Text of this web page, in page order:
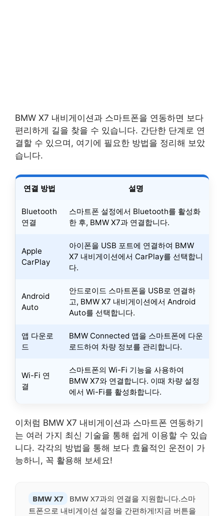
BMW X7 내비게이션과 스마트폰을 연동하면 보다
편리하게 길을 찾을 수 있습니다. 간단한 단계로 연
결할 수 있으며, 여기에 필요한 방법을 정리해 보았
습니다.
연결 방법 설명
Bluetooth
연결
스마트폰 설정에서 Bluetooth를 활성화
한 후, BMW X7과 연결합니다.
Apple
CarPlay
아이폰을 USB 포트에 연결하여 BMW
X7 내비게이션에서 CarPlay를 선택합니
다.
Android
Auto
안드로이드 스마트폰을 USB로 연결하
고, BMW X7 내비게이션에서 Android
Auto를 선택합니다.
앱 다운로
드
BMW Connected 앱을 스마트폰에 다운
로드하여 차량 정보를 관리합니다.
Wi-Fi 연
결
스마트폰의 Wi-Fi 기능을 사용하여
BMW X7와 연결합니다. 이때 차량 설정
에서 Wi-Fi를 활성화합니다.
이처럼 BMW X7 내비게이션과 스마트폰 연동하기
는 여러 가지 최신 기술을 통해 쉽게 이용할 수 있습
니다. 각각의 방법을 통해 보다 효율적인 운전이 가
능하니, 꼭 활용해 보세요!
BMW X7
BMW X7과의 연결을 지원합니다.스마
트폰으로 내비게이션 설정을 간편하게!지금 버튼을